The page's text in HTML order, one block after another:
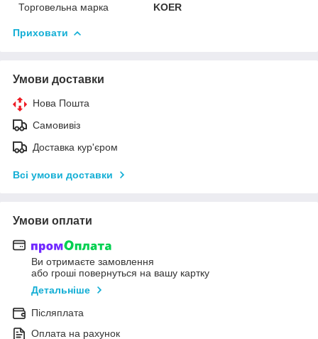
Торговельна марка
KOER
Приховати
Умови доставки
Нова Пошта
Самовивіз
Доставка кур'єром
Всі умови доставки
Умови оплати
Ви отримаєте замовлення
або гроші повернуться на вашу картку
Детальніше
Післяплата
Оплата на рахунок